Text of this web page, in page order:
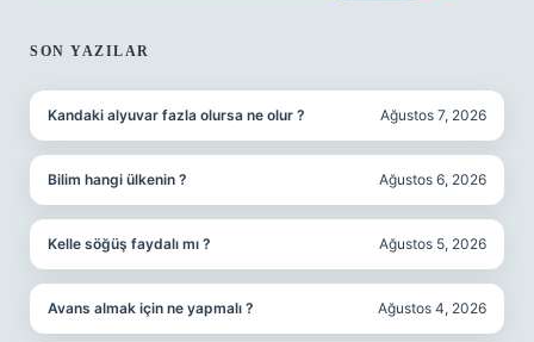
SON YAZILAR
Kandaki alyuvar fazla olursa ne olur ? Ağustos 7, 2026
Bilim hangi ülkenin ? Ağustos 6, 2026
Kelle söğüş faydalı mı ? Ağustos 5, 2026
Avans almak için ne yapmalı ? Ağustos 4, 2026